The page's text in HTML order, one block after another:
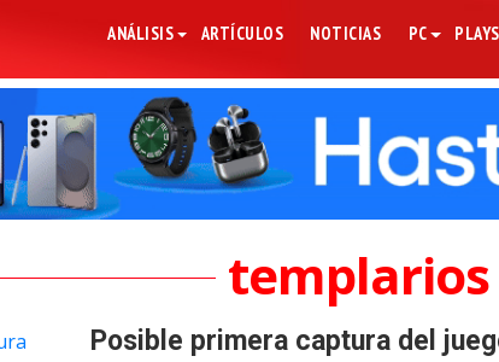
ANÁLISIS ARTÍCULOS NOTICIAS PC
templarios
Posible primera captura del